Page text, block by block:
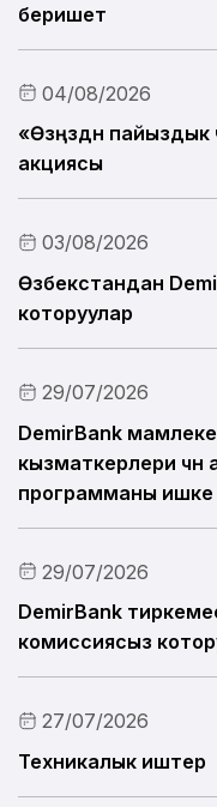
Санарип банкинг
Банк тууралуу
Пикириңди билдир
беришет
04/08/2026
«Өзүңүздүн
акциясы
03/08/2026
Өзбекстандан
которуулар
29/07/2026
DemirBank
кызматкерлери
программаны ишке
29/07/2026
DemirBank
комиссиясыз
27/07/2026
Техникалык иштер